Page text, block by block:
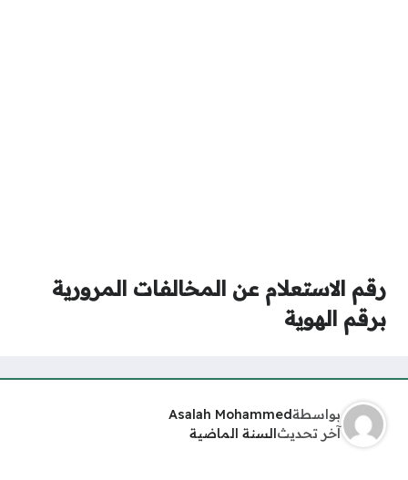
رقم الاستعلام عن المخالفات المرورية
برقم الهوية
بواسطةAsalah Mohammed
آخر تحديثالسنة الماضية